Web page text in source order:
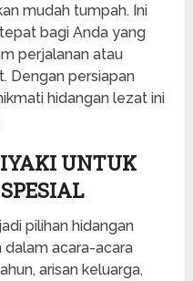
mudah tumpah. Ini
bagi Anda yang
perjalanan atau
Dengan persiapan
hidangan lezat ini
UNTUK
pilihan hidangan
dalam acara-acara
arisan keluarga,